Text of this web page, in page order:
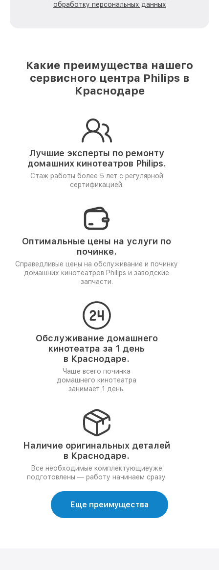
обработку персональных данных
Какие преимущества нашего
сервисного центра Philips в
Краснодаре
Лучшие эксперты по ремонту
домашних кинотеатров Philips.
Стаж работы более 5 лет с регулярной
сертификацией.
Оптимальные цены на услуги по
починке.
Справедливые цены на обслуживание и починку
домашних кинотеатров Philips и заводские
запчасти.
Обслуживание домашнего
кинотеатра за 1 день
в Краснодаре.
Чаще всего починка
домашнего кинотеатра
занимает 1 день.
Наличие оригинальных деталей
в Краснодаре.
Все необходимые комплектующиеуже
подготовлены — работу начинаем сразу.
Еще преимущества